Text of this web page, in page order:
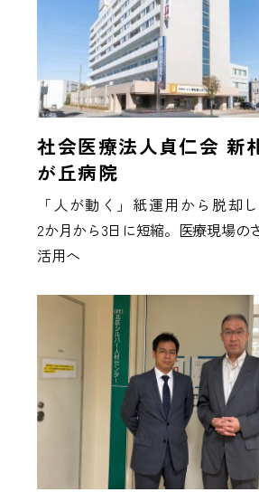
社会医療法人貞仁会 新
が丘病院
「人が動く」紙運用から脱却
2か月から3日に短縮。医療現場の
活用へ